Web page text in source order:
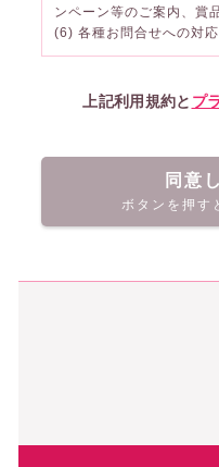
ンペーン等のご案内、賞
(6) 各種お問合せへの対応
上記利用規約と プ
同意
ボタンを押す